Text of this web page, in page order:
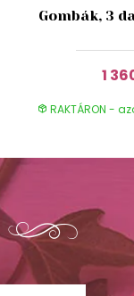
Gombák, 3
1
RAKTÁRON -